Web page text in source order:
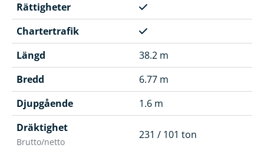
Rättigheter
Chartertrafik
Längd
38.2 m
Bredd
6.77 m
Djupgående
1.6 m
Dräktighet
Brutto/netto
231 / 101 ton